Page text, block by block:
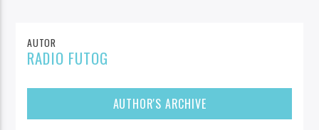
AUTOR
RADIO FUTOG
AUTHOR'S ARCHIVE